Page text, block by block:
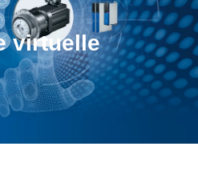
virtuelle